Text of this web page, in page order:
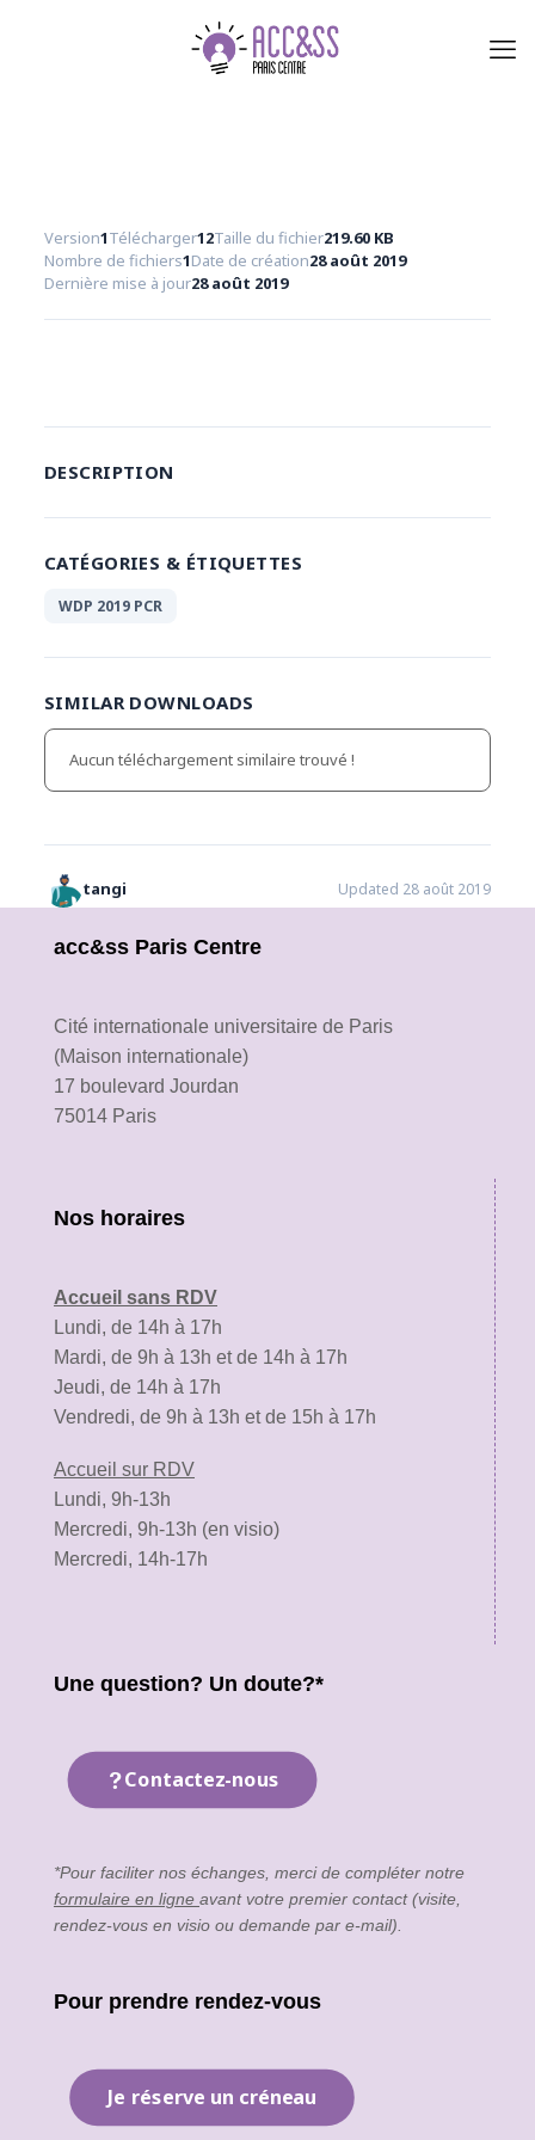
Version1Télécharger12Taille du fichier219.60 KB
Nombre de fichiers1Date de création28 août 2019
Dernière mise à jour28 août 2019
DESCRIPTION
CATÉGORIES & ÉTIQUETTES
WDP 2019 PCR
SIMILAR DOWNLOADS
Aucun téléchargement similaire trouvé !
tangi Updated 28 août 2019
acc&ss Paris Centre
Cité internationale universitaire de Paris
(Maison internationale)
17 boulevard Jourdan
75014 Paris
Nos horaires
Accueil sans RDV
Lundi, de 14h à 17h
Mardi, de 9h à 13h et de 14h à 17h
Jeudi, de 14h à 17h
Vendredi, de 9h à 13h et de 15h à 17h
Accueil sur RDV
Lundi, 9h-13h
Mercredi, 9h-13h (en visio)
Mercredi, 14h-17h
Une question? Un doute?*
Contactez-nous
*Pour faciliter nos échanges, merci de compléter notre
formulaire en ligne avant votre premier contact (visite,
rendez-vous en visio ou demande par e-mail).
Pour prendre rendez-vous
Je réserve un créneau